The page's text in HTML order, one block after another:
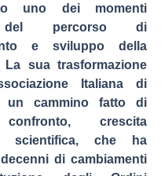
uno dei momenti
del percorso di
e sviluppo della
La sua trasformazione
Italiana di
un cammino fatto di
crescita
scientifica, che ha
di cambiamenti